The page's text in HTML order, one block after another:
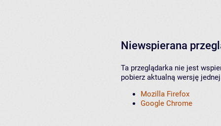
Niewspierana
Ta przeglądarka nie jest
pobierz aktualną wersję
Mozilla Firefox
Google Chrome